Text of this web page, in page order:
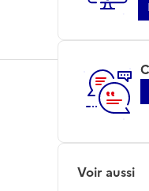
Voir aussi